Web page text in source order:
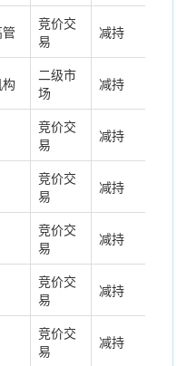
竞价交
易
减持
二级市
场
减持
竞价交
易
减持
竞价交
易
减持
竞价交
易
减持
竞价交
易
减持
竞价交
易
减持